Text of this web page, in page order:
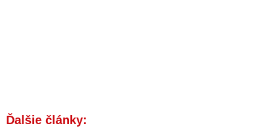
Ďalšie články: